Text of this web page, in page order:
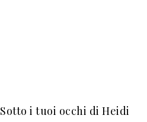
Sotto i tuoi occhi di Heidi